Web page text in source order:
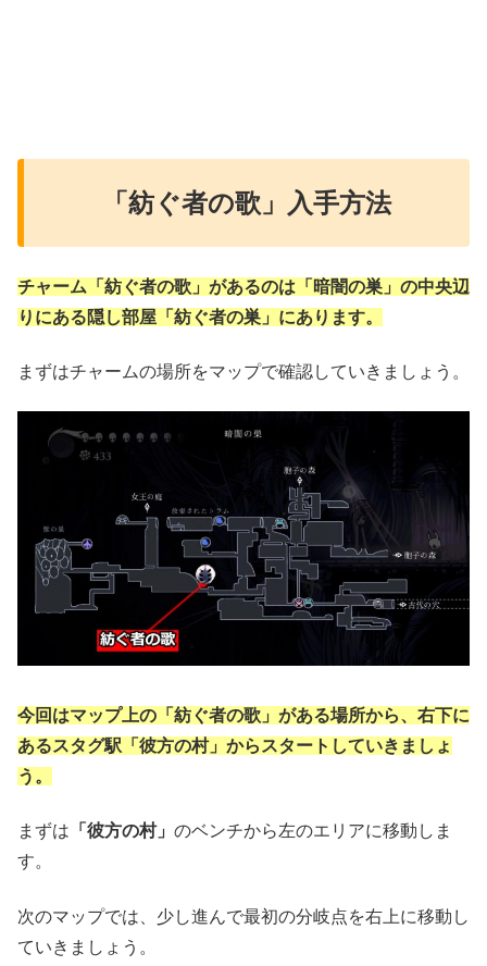
「紡ぐ者の歌」入手方法
チャーム「紡ぐ者の歌」があるのは「暗闇の巣」の中央辺
りにある隠し部屋「紡ぐ者の巣」にあります。
まずはチャームの場所をマップで確認していきましょう。
今回はマップ上の「紡ぐ者の歌」がある場所から、右下に
あるスタグ駅「彼方の村」からスタートしていきましょ
う。
まずは 「彼方の村」 のベンチから左のエリアに移動しま
す。
次のマップでは、少し進んで最初の分岐点を右上に移動し
ていきましょう。